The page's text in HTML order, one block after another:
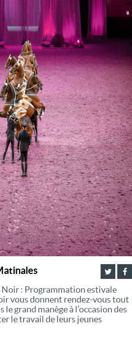
Noir : Programmation estivale
vous donnent rendez-vous tout
le grand manège à l’occasion des
le travail de leurs jeunes